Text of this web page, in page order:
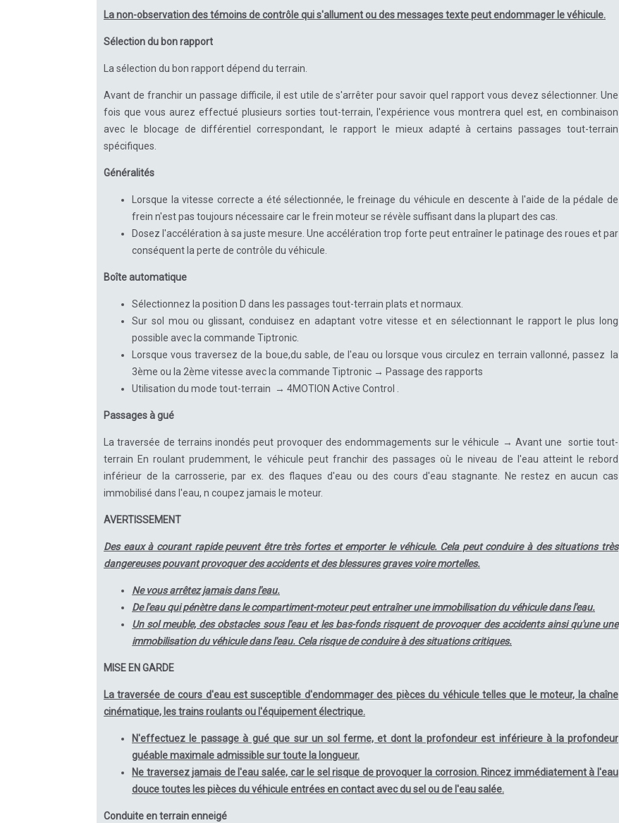
La non-observation des témoins de contrôle qui s'allument ou des messages texte peut endommager le véhicule.
Sélection du bon rapport
La sélection du bon rapport dépend du terrain.
Avant de franchir un passage difficile, il est utile de s'arrêter pour savoir quel rapport vous devez sélectionner. Une
fois que vous aurez effectué plusieurs sorties tout-terrain, l'expérience vous montrera quel est, en combinaison
avec le blocage de différentiel correspondant, le rapport le mieux adapté à certains passages tout-terrain
spécifiques.
Généralités
Lorsque la vitesse correcte a été sélectionnée, le freinage du véhicule en descente à l'aide de la pédale de
frein n'est pas toujours nécessaire car le frein moteur se révèle suffisant dans la plupart des cas.
Dosez l'accélération à sa juste mesure. Une accélération trop forte peut entraîner le patinage des roues et par
conséquent la perte de contrôle du véhicule.
Boîte automatique
Sélectionnez la position D dans les passages tout-terrain plats et normaux.
Sur sol mou ou glissant, conduisez en adaptant votre vitesse et en sélectionnant le rapport le plus long
possible avec la commande Tiptronic.
Lorsque vous traversez de la boue,du sable, de l'eau ou lorsque vous circulez en terrain vallonné, passez la
3ème ou la 2ème vitesse avec la commande Tiptronic → Passage des rapports
Utilisation du mode tout-terrain → 4MOTION Active Control .
Passages à gué
La traversée de terrains inondés peut provoquer des endommagements sur le véhicule → Avant une sortie tout-
terrain En roulant prudemment, le véhicule peut franchir des passages où le niveau de l'eau atteint le rebord
inférieur de la carrosserie, par ex. des flaques d'eau ou des cours d'eau stagnante. Ne restez en aucun cas
immobilisé dans l'eau, n coupez jamais le moteur.
AVERTISSEMENT
Des eaux à courant rapide peuvent être très fortes et emporter le véhicule. Cela peut conduire à des situations très
dangereuses pouvant provoquer des accidents et des blessures graves voire mortelles.
Ne vous arrêtez jamais dans l'eau.
De l'eau qui pénètre dans le compartiment-moteur peut entraîner une immobilisation du véhicule dans l'eau.
Un sol meuble, des obstacles sous l'eau et les bas-fonds risquent de provoquer des accidents ainsi qu'une une
immobilisation du véhicule dans l'eau. Cela risque de conduire à des situations critiques.
MISE EN GARDE
La traversée de cours d'eau est susceptible d'endommager des pièces du véhicule telles que le moteur, la chaîne
cinématique, les trains roulants ou l'équipement électrique.
N'effectuez le passage à gué que sur un sol ferme, et dont la profondeur est inférieure à la profondeur
guéable maximale admissible sur toute la longueur.
Ne traversez jamais de l'eau salée, car le sel risque de provoquer la corrosion. Rincez immédiatement à l'eau
douce toutes les pièces du véhicule entrées en contact avec du sel ou de l'eau salée.
Conduite en terrain enneigé